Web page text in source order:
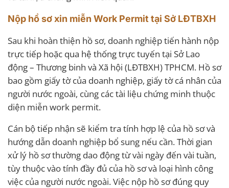
Nộp hồ sơ xin miễn Work Permit tại Sở LĐTBXH
Sau khi hoàn thiện hồ sơ, doanh nghiệp tiến hành nộp
trực tiếp hoặc qua hệ thống trực tuyến tại Sở Lao
động – Thương binh và Xã hội (LĐTBXH) TPHCM. Hồ sơ
bao gồm giấy tờ của doanh nghiệp, giấy tờ cá nhân của
người nước ngoài, cùng các tài liệu chứng minh thuộc
diện miễn work permit.
Cán bộ tiếp nhận sẽ kiểm tra tính hợp lệ của hồ sơ và
hướng dẫn doanh nghiệp bổ sung nếu cần. Thời gian
xử lý hồ sơ thường dao động từ vài ngày đến vài tuần,
tùy thuộc vào tính đầy đủ của hồ sơ và loại hình công
việc của người nước ngoài. Việc nộp hồ sơ đúng quy